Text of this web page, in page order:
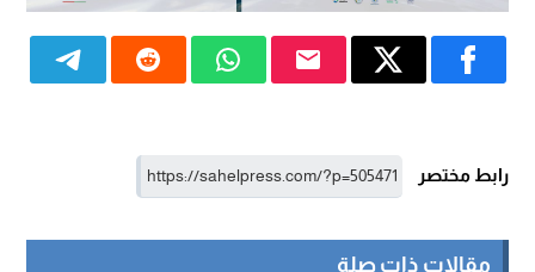
رابط مختصر
مقالات ذات صلة